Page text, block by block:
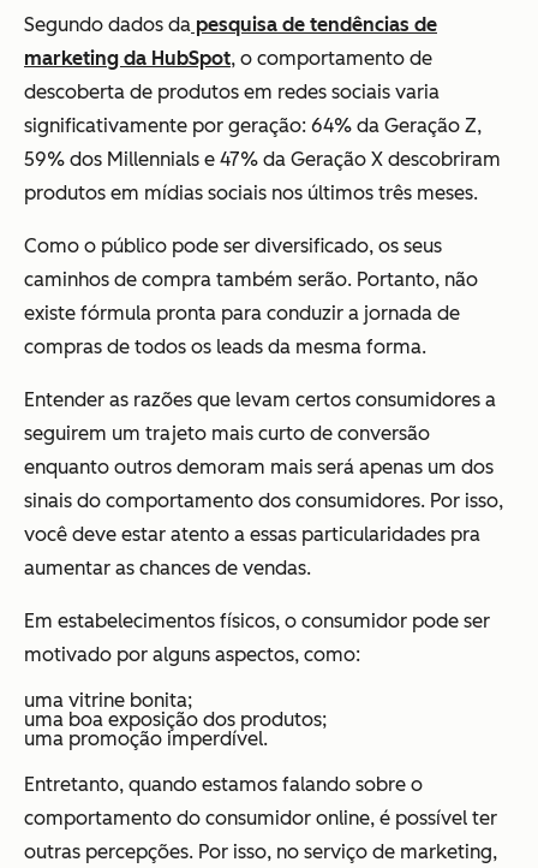
Segundo dados da pesquisa de tendências de
marketing da HubSpot, o comportamento de
descoberta de produtos em redes sociais varia
significativamente por geração: 64% da Geração Z,
59% dos Millennials e 47% da Geração X descobriram
produtos em mídias sociais nos últimos três meses.
Como o público pode ser diversificado, os seus
caminhos de compra também serão. Portanto, não
existe fórmula pronta para conduzir a jornada de
compras de todos os leads da mesma forma.
Entender as razões que levam certos consumidores a
seguirem um trajeto mais curto de conversão
enquanto outros demoram mais será apenas um dos
sinais do comportamento dos consumidores. Por isso,
você deve estar atento a essas particularidades pra
aumentar as chances de vendas.
Em estabelecimentos físicos, o consumidor pode ser
motivado por alguns aspectos, como:
uma vitrine bonita;
uma boa exposição dos produtos;
uma promoção imperdível.
Entretanto, quando estamos falando sobre o
comportamento do consumidor online, é possível ter
outras percepções. Por isso, no serviço de marketing,